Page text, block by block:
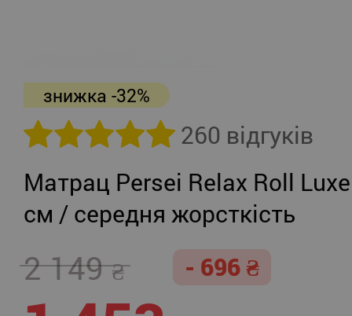
знижка -32%
260 відгуків
Матрац Persei Relax Roll
см / середня жорсткість
2 149 - 696